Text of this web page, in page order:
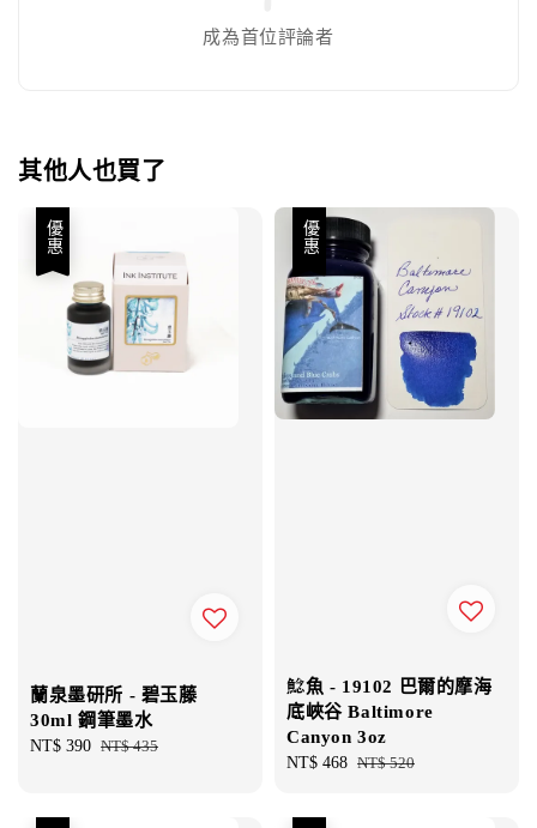
成為首位評論者
其他人也買了
優惠
蘭泉墨研所 - 碧玉藤
30ml 鋼筆墨水
Sale
NT$ 390 Regular
NT$ 435
優惠
鯰魚 - 19102 巴爾的摩海
底峽谷 Baltimore
Canyon 3oz
Sale
NT$ 468 Regular
NT$ 520